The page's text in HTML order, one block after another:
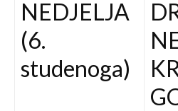
NEDJELJA
(6.
studenoga)